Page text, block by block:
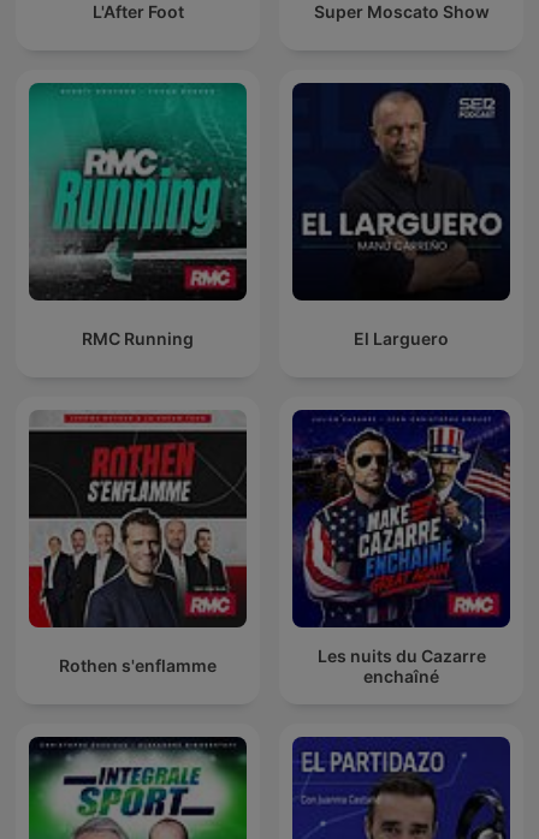
L'After Foot Super Moscato Show
RMC Running El Larguero
Rothen s'enflamme
Les nuits du Cazarre
enchaîné